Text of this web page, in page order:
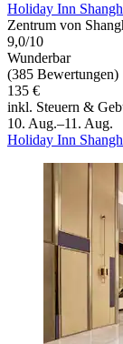
Holiday Inn
Zentrum von
9,0/10
Wunderbar
(385 Bewertungen)
135 €
inkl. Steuern &
10. Aug.–11. Aug.
Holiday Inn